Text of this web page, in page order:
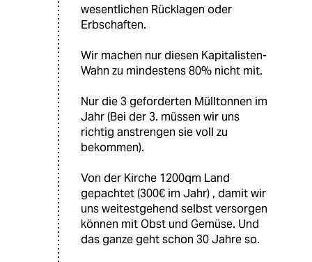
wesentlichen Rücklagen oder
Erbschaften.
Wir machen nur diesen Kapitalisten-
Wahn zu mindestens 80% nicht mit.
Nur die 3 geforderten Mülltonnen im
Jahr (Bei der 3. müssen wir uns
richtig anstrengen sie voll zu
bekommen).
Von der Kirche 1200qm Land
gepachtet (300€ im Jahr) , damit wir
uns weitestgehend selbst versorgen
können mit Obst und Gemüse. Und
das ganze geht schon 30 Jahre so.